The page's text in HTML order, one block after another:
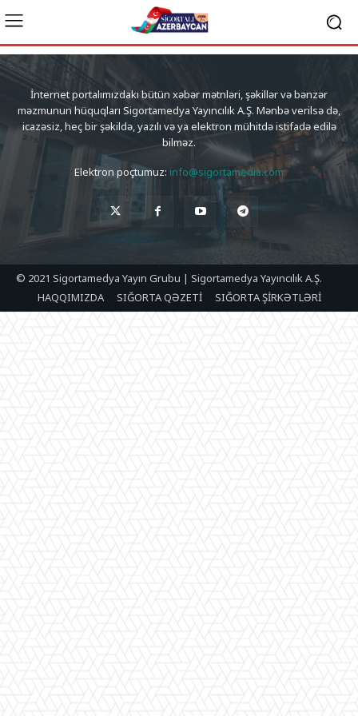
İnternet portalımızdakı bütün xəbər mətnləri, şəkillər və bənzər
məzmunun hüquqları Sigortamedya Yayıncılık A.Ş. Mənbə verilsə də,
icazəsiz, heç bir şəkildə, yazılı və ya elektron mühitdə istifadə edilə
bilməz.
Elektron poçtumuz: info@sigortamedia.com
© 2021 Sigortamedya Yayın Grubu | Sigortamedya Yayıncılık A.Ş.
HAQQIMIZDA
SIĞORTA QƏZETİ SIĞORTA ŞİRKƏTLƏRİ